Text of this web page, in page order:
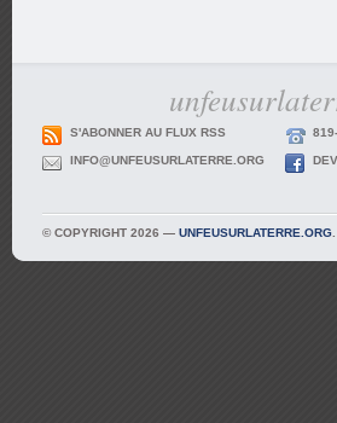
S'ABONNER AU FLUX RSS
INFO@UNFEUSURLATERRE.ORG
© COPYRIGHT 2026 — UNFEUSURLATERRE.ORG